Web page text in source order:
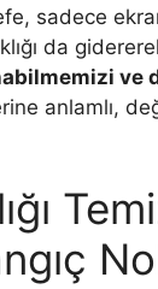
sadece
da
ve
anlamlı,